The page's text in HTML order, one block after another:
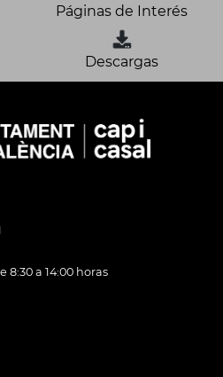
Páginas de Interés
Descargas
8:30 a 14:00 horas